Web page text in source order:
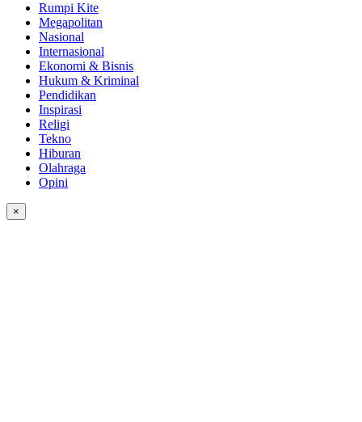
Rumpi Kite
Megapolitan
Nasional
Internasional
Ekonomi & Bisnis
Hukum & Kriminal
Pendidikan
Inspirasi
Religi
Tekno
Hiburan
Olahraga
Opini
×